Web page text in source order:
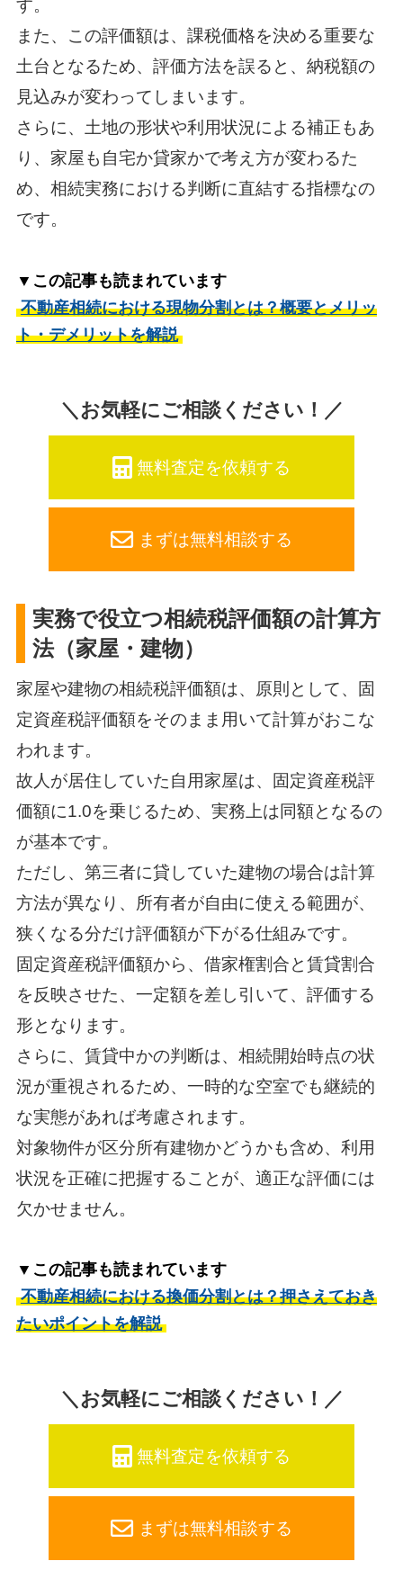
す。
また、この評価額は、課税価格を決める重要な
土台となるため、評価方法を誤ると、納税額の
見込みが変わってしまいます。
さらに、土地の形状や利用状況による補正もあ
り、家屋も自宅か貸家かで考え方が変わるた
め、相続実務における判断に直結する指標なの
です。
▼この記事も読まれています
不動産相続における現物分割とは？概要とメリッ
ト・デメリットを解説
＼お気軽にご相談ください！／
無料査定を依頼する
まずは無料相談する
実務で役立つ相続税評価額の計算方
法（家屋・建物）
家屋や建物の相続税評価額は、原則として、固
定資産税評価額をそのまま用いて計算がおこな
われます。
故人が居住していた自用家屋は、固定資産税評
価額に1.0を乗じるため、実務上は同額となるの
が基本です。
ただし、第三者に貸していた建物の場合は計算
方法が異なり、所有者が自由に使える範囲が、
狭くなる分だけ評価額が下がる仕組みです。
固定資産税評価額から、借家権割合と賃貸割合
を反映させた、一定額を差し引いて、評価する
形となります。
さらに、賃貸中かの判断は、相続開始時点の状
況が重視されるため、一時的な空室でも継続的
な実態があれば考慮されます。
対象物件が区分所有建物かどうかも含め、利用
状況を正確に把握することが、適正な評価には
欠かせません。
▼この記事も読まれています
不動産相続における換価分割とは？押さえておき
たいポイントを解説
＼お気軽にご相談ください！／
無料査定を依頼する
まずは無料相談する